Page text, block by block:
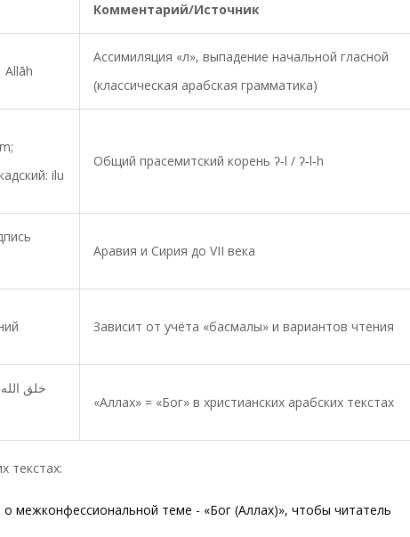
Комментарий/Источник
Allāh
Ассимиляция «л», выпадение начальной гласной
(классическая арабская грамматика)
ilu
Общий прасемитский корень ʔ‑l / ʔ‑l‑h
Аравия и Сирия до VII века
Зависит от учёта «басмалы» и вариантов чтения
«Аллах» = «Бог» в христианских арабских текстах
текстах:
межконфессиональной теме - «Бог (Аллах)», чтобы читатель